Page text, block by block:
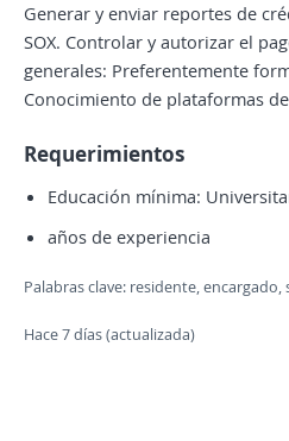
Generar y enviar reportes de
SOX. Controlar y autorizar el
generales: Preferentemente
Conocimiento de plataformas
Requerimientos
Educación mínima:
años de experiencia
Palabras clave: residente,
Hace 7 días (actualizada)